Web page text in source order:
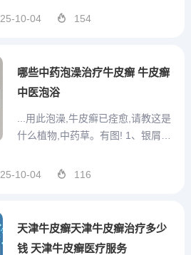
见的慢性皮肤病，其特征是在红斑
有一层银白色的鳞屑，因此患者常
25-10-04 154
哪些中药泡澡治疗牛皮癣 牛皮癣
中医泡浴
...用此泡澡,牛皮癣已痊愈,请教这是
什么植物,中药草。有图! 1、银屑病
肤病，病程较长，有易复发倾向，
和精神状况影响较大。临床表现以
25-10-04 116
天津牛皮癣天津牛皮癣治疗多少
钱 天津牛皮癣医疗服务